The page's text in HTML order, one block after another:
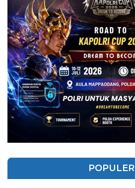
POPULER